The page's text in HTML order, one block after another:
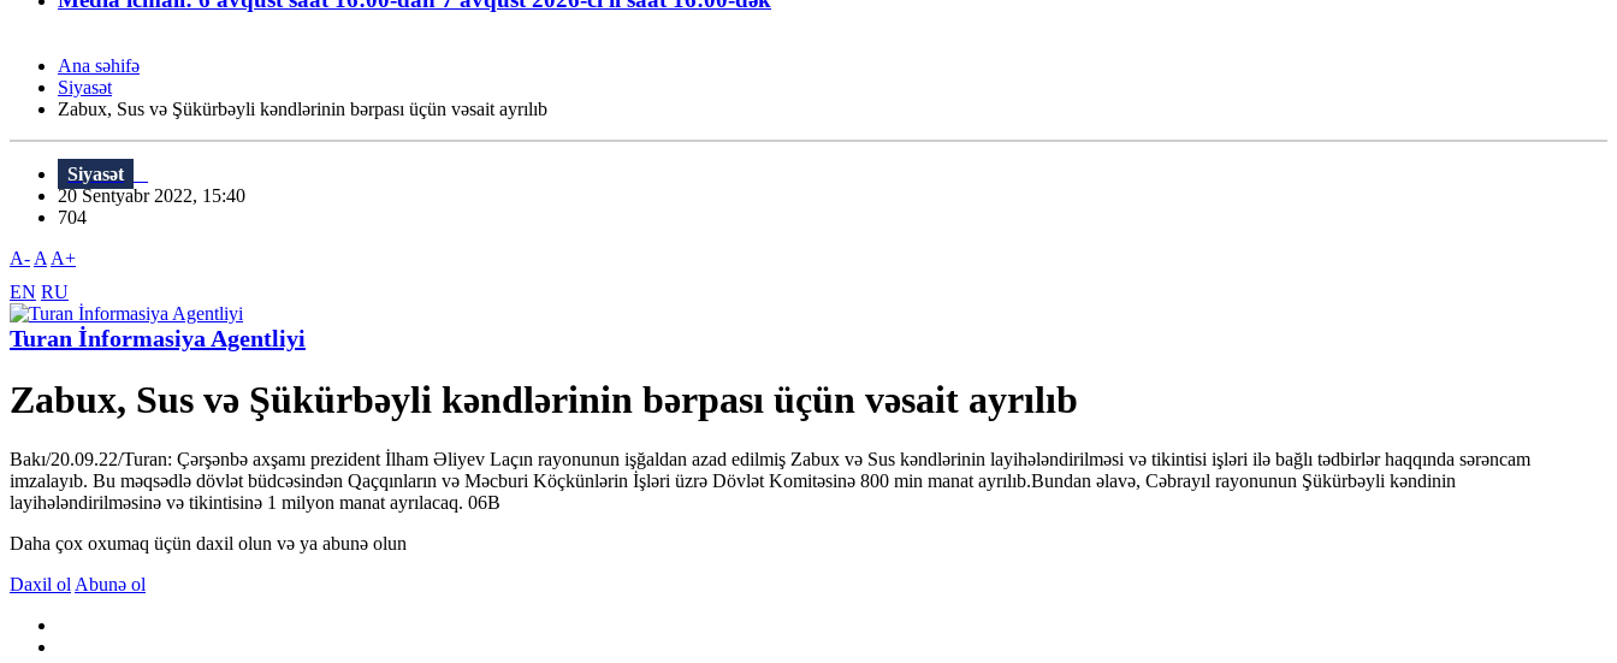
Ana səhifə
Siyasət
Zabux, Sus və Şükürbəyli kəndlərinin bərpası üçün vəsait ayrılıb
Siyasət
20 Sentyabr 2022, 15:40
704
A- A A+
EN RU
Turan İnformasiya Agentliyi
Zabux, Sus və Şükürbəyli kəndlərinin bərpası üçün vəsait ayrılıb
Bakı/20.09.22/Turan: Çərşənbə axşamı prezident İlham Əliyev Laçın rayonunun işğaldan azad edilmiş Zabux və Sus kəndlərinin layihələndirilməsi və tikintisi işləri ilə bağlı tədbirlər haqqında sərəncam
imzalayıb. Bu məqsədlə dövlət büdcəsindən Qaçqınların və Məcburi Köçkünlərin İşləri üzrə Dövlət Komitəsinə 800 min manat ayrılıb.Bundan əlavə, Cəbrayıl rayonunun Şükürbəyli kəndinin
layihələndirilməsinə və tikintisinə 1 milyon manat ayrılacaq. 06В
Daha çox oxumaq üçün daxil olun və ya abunə olun
Daxil ol Abunə ol